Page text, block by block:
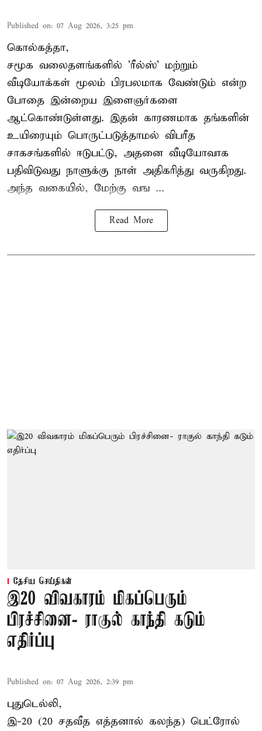
Published on: 07 Aug 2026, 3:25 pm
கொல்கத்தா,
சமூக வலைதளங்களில் 'ரீல்ஸ்' மற்றும்
வீடியோக்கள் மூலம் பிரபலமாக வேண்டும் என்ற
போதை இன்றைய இளைஞர்களை
ஆட்கொண்டுள்ளது. இதன் காரணமாக தங்களின்
உயிரையும் பொருட்படுத்தாமல் விபரீத
சாகசங்களில் ஈடுபட்டு, அதனை வீடியோவாக
பதிவிடுவது நாளுக்கு நாள் அதிகரித்து வருகிறது.
அந்த வகையில், மேற்கு வங ...
Read More
தேசிய செய்திகள்
இ20 விவகாரம் மிகப்பெரும்
பிரச்சினை- ராகுல் காந்தி கடும்
எதிர்ப்பு
Published on: 07 Aug 2026, 2:39 pm
புதுடெல்லி,
இ-20 (20 சதவீத எத்தனால் கலந்த) பெட்ரோல்